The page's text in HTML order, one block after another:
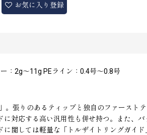
お気に入り登録
：2g〜11g PEライン：0.4号〜0.8号
張りのあるティップと独自のファースト
対応する高い汎用性も併せ持つ。また、
関しては軽量な「トルザイトリングガイ